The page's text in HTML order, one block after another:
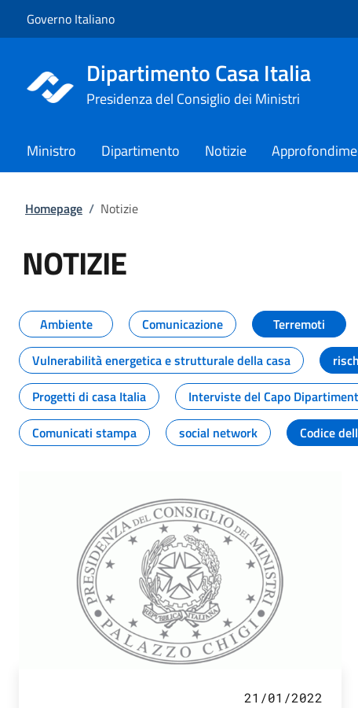
Governo Italiano
Dipartimento Casa Italia
Presidenza del Consiglio dei Ministri
Ministro Dipartimento Notizie
Homepage / Notizie
NOTIZIE
Tutti i contenuti della pagina
Ambiente Comunicazione Terremoti
Vulnerabilità energetica e strutturale della casa
Progetti di casa Italia
Interviste del Capo
Comunicati stampa
social network Codice
21/01/2022